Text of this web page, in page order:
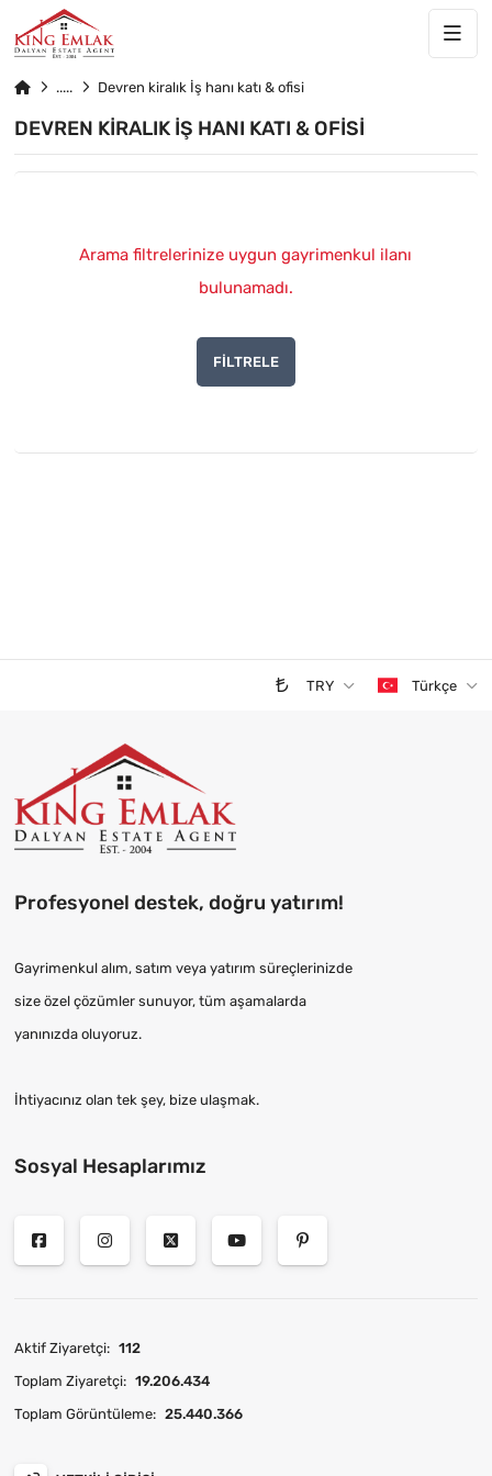
Devren kiralık İş hanı katı & ofisi
DEVREN KIRALIK İŞ HANI KATI & OFISI
Arama filtrelerinize uygun gayrimenkul ilanı
bulunamadı.
FILTRELE
TRY Türkçe
Profesyonel destek, doğru yatırım!
Gayrimenkul alım, satım veya yatırım süreçlerinizde
size özel çözümler sunuyor, tüm aşamalarda
yanınızda oluyoruz.
İhtiyacınız olan tek şey, bize ulaşmak.
Sosyal Hesaplarımız
Aktif Ziyaretçi: 112
Toplam Ziyaretçi: 19.206.434
Toplam Görüntüleme: 25.440.366